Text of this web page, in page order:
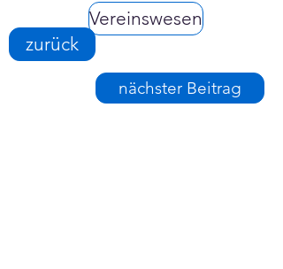
Vereinswesen
zurück
nächster Beitrag